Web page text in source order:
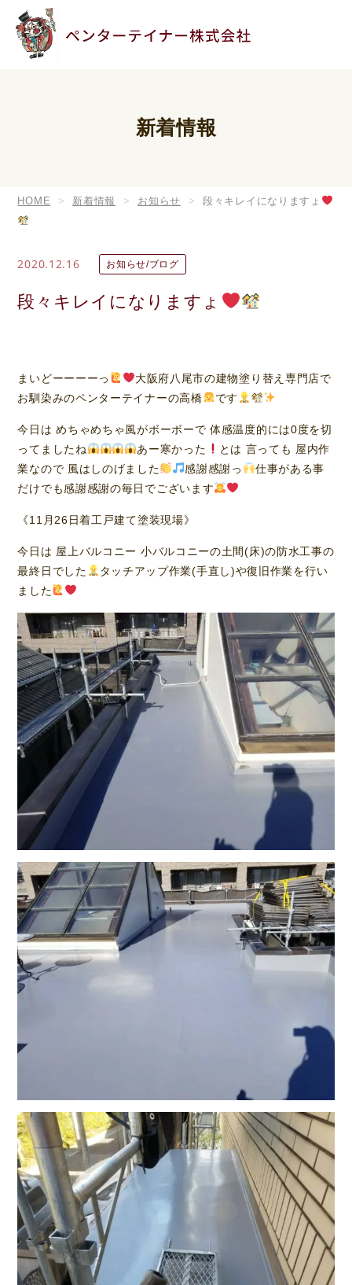
新着情報
HOME 新着情報 お知らせ 段々キレイになりますょ
2020.12.16 お知らせ/ブログ
段々キレイになりますょ
まいどーーーーっ
大阪府八尾市の建物塗り替え専門店で
お馴染みのペンターテイナーの高橋
です
今日は めちゃめちゃ風がボーボーで 体感温度的には0度を切
ってましたね
あー寒かった
とは 言っても 屋内作
業なので 風はしのげました
感謝感謝っ
仕事がある事
だけでも感謝感謝の毎日でございます
《11月26日着工戸建て塗装現場》
今日は 屋上バルコニー 小バルコニーの土間(床)の防水工事の
最終日でした
タッチアップ作業(手直し)や復旧作業を行い
ました